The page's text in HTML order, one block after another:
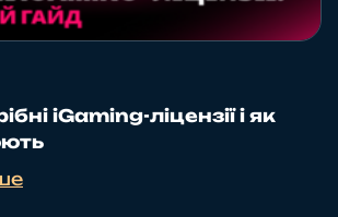
iGaming-ліцензії і як